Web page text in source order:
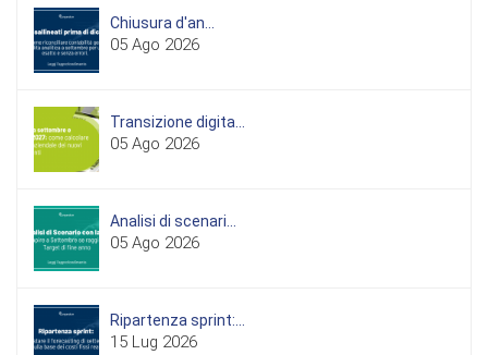
Chiusura d'an...
05 Ago 2026
Transizione digita...
05 Ago 2026
Analisi di scenari...
05 Ago 2026
Ripartenza sprint:...
15 Lug 2026